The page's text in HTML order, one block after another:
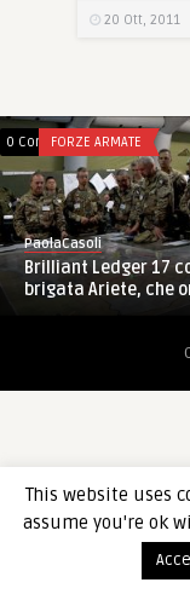
20 Ott, 2011
0 CommentsFORZE ARMATE
PaolaCasoli
Brilliant Ledger 17
brigata Ariete, che
This website uses
assume you're ok